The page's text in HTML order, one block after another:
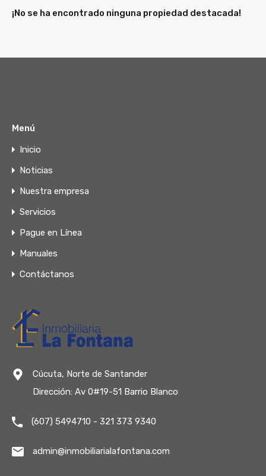
¡No se ha encontrado ninguna propiedad destacada!
Menú
Inicio
Noticias
Nuestra empresa
Servicios
Pague en Línea
Manuales
Contáctanos
Cúcuta, Norte de Santander
Dirección: Av 0#19-51 Barrio Blanco
(607) 5494710 - 321 373 9340
admin@inmobiliarialafontana.com